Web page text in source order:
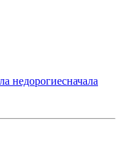
недорогиесначала